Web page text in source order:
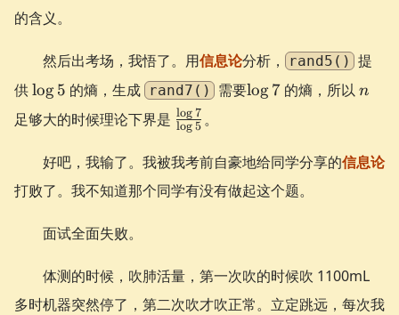
{7}
的含义。
然后出考场，我悟了。用信息论分析， rand5() 提
供\log
log5 的熵，生成 rand7() 需要\log
log7 的熵，所以n
n
足够大的时候理论下界是 \frac{\log
7}{\log
5}
log 5
log 7 。
好吧，我输了。我被我考前自豪地给同学分享的信息论
打败了。我不知道那个同学有没有做起这个题。
面试全面失败。
体测的时候，吹肺活量，第一次吹的时候吹 1100mL
多时机器突然停了，第二次吹才吹正常。立定跳远，每次我